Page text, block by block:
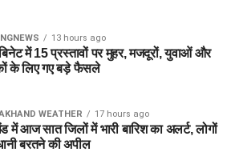
13 hours ago
में 15 प्रस्तावों पर मुहर, मजदूरों, युवाओं और
के लिए गए बड़े फैसले
WEATHER 17 hours ago
में आज सात जिलों में भारी बारिश का अलर्ट, लोगों
बरतने की अपील